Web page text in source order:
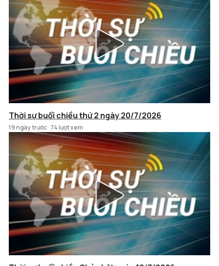
Thời sự buổi chiều thứ 2 ngày 20/7/2026
19 ngày trước 74 lượt xem